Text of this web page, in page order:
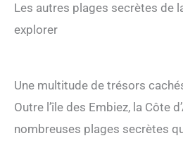
Les autres plages secrètes de
explorer
Une multitude de trésors
Outre l’île des Embiez, la Côte
nombreuses plages secrètes